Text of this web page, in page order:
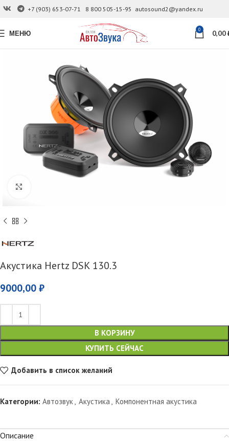
+7 (903) 653-07-71 8 800 505-15-95 autosound2@yandex.ru
МЕНЮ 0 0,00
Акустика Hertz DSK 130.3
9000,00 ₽
В КОРЗИНУ
КУПИТЬ СЕЙЧАС
Добавить в список желаний
Категории: Автозвук Акустика Компонентная акустика
Описание